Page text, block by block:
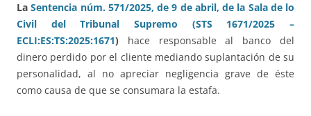
LaSentencia núm. 571/2025, de 9 de abril, de la Sala de lo
Civil del Tribunal Supremo (STS 1671/2025 –
ECLI:ES:TS:2025:1671) hace responsable al banco del
dinero perdido por el cliente mediando suplantación de su
personalidad, al no apreciar negligencia grave de éste
como causa de que se consumara la estafa.